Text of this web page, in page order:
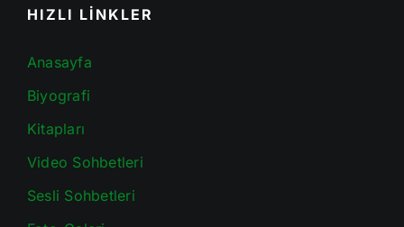
HIZLI LİNKLER
Anasayfa
Biyografi
Kitapları
Video Sohbetleri
Sesli Sohbetleri